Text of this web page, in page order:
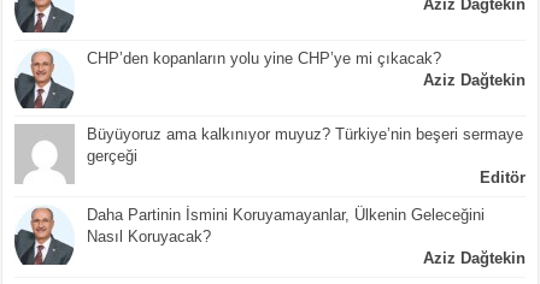
Aziz Dağtekin
CHP’den kopanların yolu yine CHP’ye mi çıkacak?
Aziz Dağtekin
Büyüyoruz ama kalkınıyor muyuz? Türkiye’nin beşeri sermaye
gerçeği
Editör
Daha Partinin İsmini Koruyamayanlar, Ülkenin Geleceğini
Nasıl Koruyacak?
Aziz Dağtekin